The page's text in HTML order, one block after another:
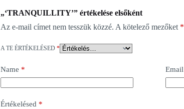
„‘TRANQUILLITY’” értékelése elsőként
Az e-mail címet nem tesszük közzé. A kötelező mezőket *
A TE ÉRTÉKELÉSED *
Name * Email
Értékelésed *